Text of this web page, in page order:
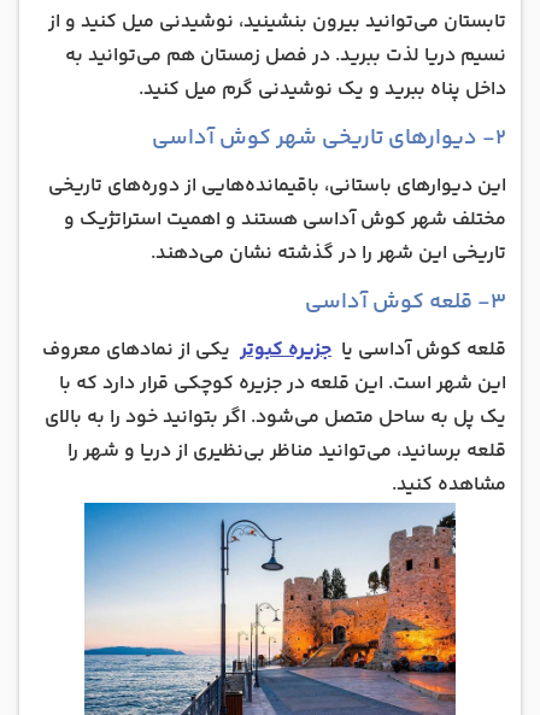
تابستان می‌توانید بیرون بنشینید، نوشیدنی میل کنید و از
نسیم دریا لذت ببرید. در فصل زمستان هم می‌توانید به
داخل پناه ببرید و یک نوشیدنی گرم میل کنید.
۲- دیوارهای تاریخی شهر کوش آداسی
این دیوارهای باستانی، باقیمانده‌هایی از دوره‌های تاریخی
مختلف شهر کوش آداسی هستند و اهمیت استراتژیک و
تاریخی این شهر را در گذشته نشان می‌دهند.
۳- قلعه کوش آداسی
قلعه کوش آداسی یا جزیره کبوتر یکی از نمادهای معروف
این شهر است. این قلعه در جزیره کوچکی قرار دارد که با
یک پل به ساحل متصل می‌شود. اگر بتوانید خود را به بالای
قلعه برسانید، می‌توانید مناظر بی‌نظیری از دریا و شهر را
مشاهده کنید.